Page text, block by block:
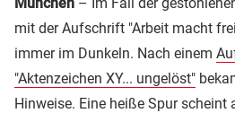
mit der Aufschrift "Arbeit macht
immer im Dunkeln. Nach einem
"Aktenzeichen XY... ungelöst"
Hinweise. Eine heiße Spur